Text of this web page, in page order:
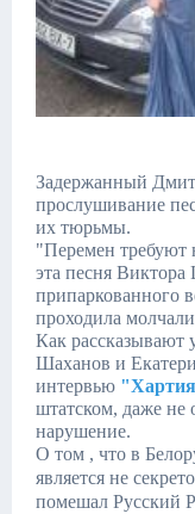
Задержанный
прослушивание
их тюрьмы.
"Перемен требуют
эта песня Виктора
припаркованного
проходила
Как рассказывают
Шаханов и
интервью
штатском, даже не
нарушение.
О том , что в
является не
помешал Русский